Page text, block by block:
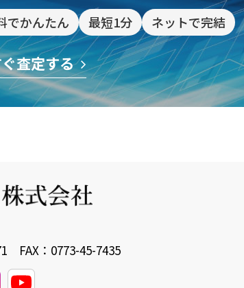
でかんたん 最短1分 ネットで完結
査定する
FAX：0773-45-7435